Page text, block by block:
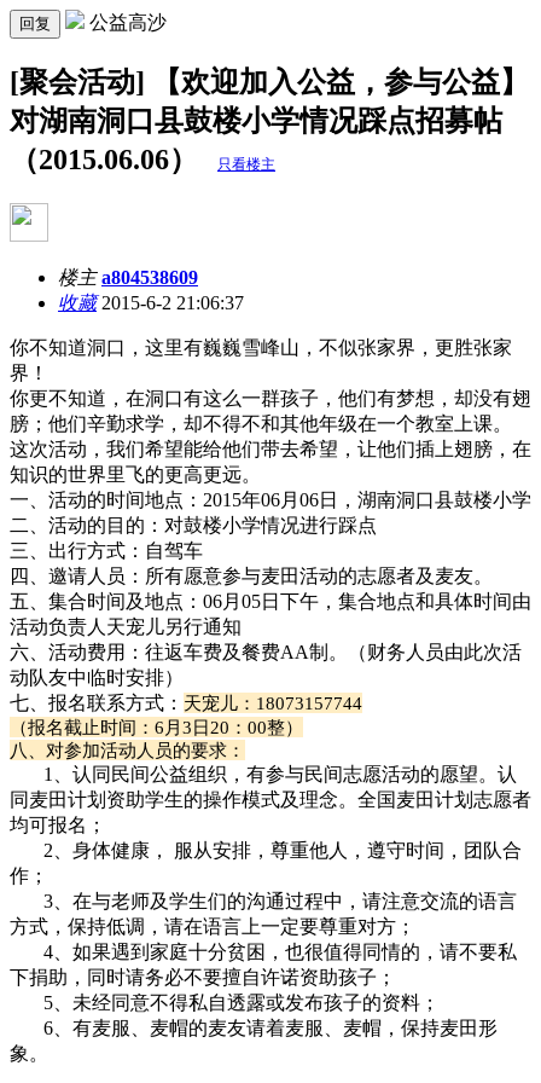
回复 公益高沙
[聚会活动] 【欢迎加入公益，参与公益】
对湖南洞口县鼓楼小学情况踩点招募帖
（2015.06.06）
只看楼主
楼主 a804538609
收藏2015-6-2 21:06:37
你不知道洞口，这里有巍巍雪峰山，不似张家界，更胜张家
界！
你更不知道，在洞口有这么一群孩子，他们有梦想，却没有翅
膀；他们辛勤求学，却不得不和其他年级在一个教室上课。
这次活动，我们希望能给他们带去希望，让他们插上翅膀，在
知识的世界里飞的更高更远。
一、活动的时间地点： 2015年06月 06日，湖南洞口县鼓楼小学
二、活动的目的：对鼓楼小学情况进行踩点
三、出行方式：自驾车
四、邀请人员：所有愿意参与麦田活动的志愿者及麦友。
五、集合时间及地点：06月05日下午，集合地点和具体时间由
活动负责人天宠儿另行通知
六、活动费用：往返车费及餐费AA制。（财务人员由此次活
动队友中临时安排）
七、报名联系方式： 天宠儿：18073157744
（报名截止时间： 6月3日20：00整）
八、对参加活动人员的要求：
1
、认同民间公益组织，有参与民间志愿活动的愿望。认
同麦田计划资助学生的操作模式及理念。全国麦田计划志愿者
均可报名；
2 、身体健康， 服从安排，尊重他人，遵守时间，团队合
作；
3 、在与老师及学生们的沟通过程中，请注意交流的语言
方式，保持低调，请在语言上一定要尊重对方；
4 、如果遇到家庭十分贫困，也很值得同情的，请不要私
下捐助，同时请务必不要擅自许诺资助孩子；
5 、未经同意不得私自透露或发布孩子的资料；
6 、有麦服、麦帽的麦友请着麦服、麦帽，保持麦田形
象。